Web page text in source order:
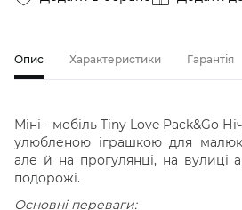
Опис Характеристики Гарантія
Міні - мобіль Tiny Love Pack&Go
улюбленою іграшкою для
але й на прогулянці, на вулиці
подорожі.
Основні переваги: